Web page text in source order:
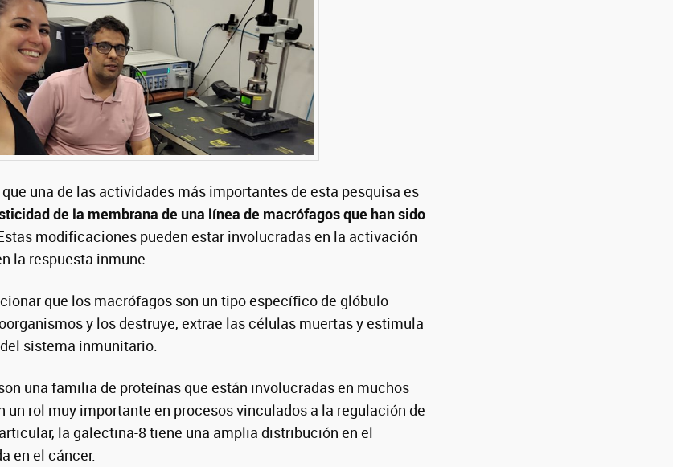
una de las actividades más importantes de esta pesquisa es
de la membrana de una línea de macrófagos que han sido
modificaciones pueden estar involucradas en la activación
la respuesta inmune.
que los macrófagos son un tipo específico de glóbulo
y los destruye, extrae las células muertas y estimula
sistema inmunitario.
una familia de proteínas que están involucradas en muchos
un rol muy importante en procesos vinculados a la regulación de
la galectina-8 tiene una amplia distribución en el
en el cáncer.